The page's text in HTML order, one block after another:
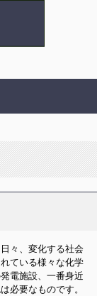
々、変化する社会
ている様々な化学
電施設、一番身近
必要なものです。